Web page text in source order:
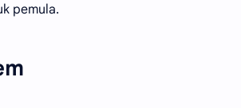
pemula.